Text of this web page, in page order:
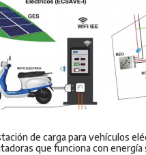
de carga para vehículos
que funciona con energía